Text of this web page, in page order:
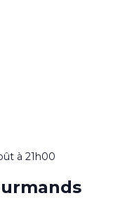
à 21h00